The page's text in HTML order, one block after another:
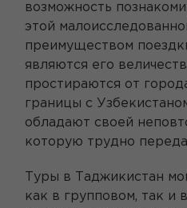
возможность
этой
преимуществом
являются его
простираются от
границы с
обладают своей
которую трудно
Туры в Таджикистан
как в групповом, так и